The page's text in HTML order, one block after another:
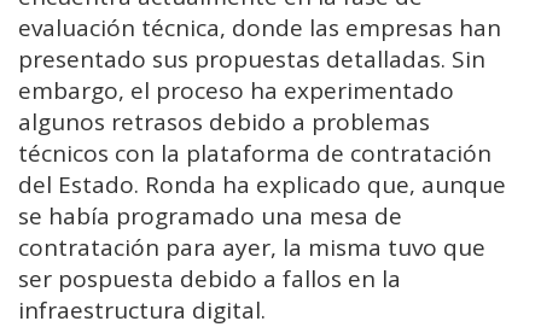
evaluación técnica, donde las empresas han
presentado sus propuestas detalladas. Sin
embargo, el proceso ha experimentado
algunos retrasos debido a problemas
técnicos con la plataforma de contratación
del Estado. Ronda ha explicado que, aunque
se había programado una mesa de
contratación para ayer, la misma tuvo que
ser pospuesta debido a fallos en la
infraestructura digital.